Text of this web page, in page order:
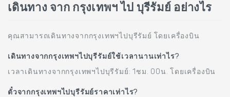
เดินทาง จาก กรุงเทพฯ ไป บุรีรัมย์ อย่างไร
คุณสามารถเดินทางจากกรุงเทพฯไปบุรีรัมย์ โดยเครื่องบิน
เดินทางจากกรุงเทพฯไปบุรีรัมย์ใช้เวลานานเท่าไร?
เวลาเดินทางจากกรุงเทพฯไปบุรีรัมย์: 1ชม. 00น. โดยเครื่องบิน
ตั๋วจากกรุงเทพฯไปบุรีรัมย์ราคาเท่าไร?